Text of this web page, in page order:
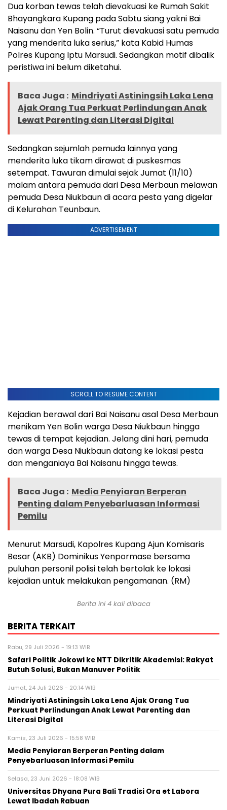
Dua korban tewas telah dievakuasi ke Rumah Sakit
Bhayangkara Kupang pada Sabtu siang yakni Bai
Naisanu dan Yen Bolin. “Turut dievakuasi satu pemuda
yang menderita luka serius,” kata Kabid Humas
Polres Kupang Iptu Marsudi. Sedangkan motif dibalik
peristiwa ini belum diketahui.
Baca Juga : Mindriyati Astiningsih Laka Lena
Ajak Orang Tua Perkuat Perlindungan Anak
Lewat Parenting dan Literasi Digital
Sedangkan sejumlah pemuda lainnya yang
menderita luka tikam dirawat di puskesmas
setempat. Tawuran dimulai sejak Jumat (11/10)
malam antara pemuda dari Desa Merbaun melawan
pemuda Desa Niukbaun di acara pesta yang digelar
di Kelurahan Teunbaun.
ADVERTISEMENT
SCROLL TO RESUME CONTENT
Kejadian berawal dari Bai Naisanu asal Desa Merbaun
menikam Yen Bolin warga Desa Niukbaun hingga
tewas di tempat kejadian. Jelang dini hari, pemuda
dan warga Desa Niukbaun datang ke lokasi pesta
dan menganiaya Bai Naisanu hingga tewas.
Baca Juga : Media Penyiaran Berperan
Penting dalam Penyebarluasan Informasi
Pemilu
Menurut Marsudi, Kapolres Kupang Ajun Komisaris
Besar (AKB) Dominikus Yenpormase bersama
puluhan personil polisi telah bertolak ke lokasi
kejadian untuk melakukan pengamanan. (RM)
Berita ini 4 kali dibaca
BERITA TERKAIT
Rabu, 29 Juli 2026 - 19:13 WIB
Safari Politik Jokowi ke NTT Dikritik Akademisi: Rakyat
Butuh Solusi, Bukan Manuver Politik
Jumat, 24 Juli 2026 - 20:14 WIB
Mindriyati Astiningsih Laka Lena Ajak Orang Tua
Perkuat Perlindungan Anak Lewat Parenting dan
Literasi Digital
Kamis, 23 Juli 2026 - 15:58 WIB
Media Penyiaran Berperan Penting dalam
Penyebarluasan Informasi Pemilu
Selasa, 23 Juni 2026 - 18:08 WIB
Universitas Dhyana Pura Bali Tradisi Ora et Labora
Lewat Ibadah Rabuan